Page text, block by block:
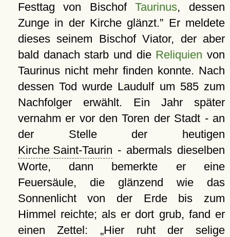
Festtag von BischofTaurinus, dessen
Zunge in der Kirche glänzt.
Er meldete
dieses seinem Bischof Viator, der aber
bald danach starb und die Reliquien von
Taurinus nicht mehr finden konnte. Nach
dessen Tod wurde Laudulf um 585 zum
Nachfolger erwählt. Ein Jahr später
vernahm er vor den Toren der Stadt - an
der Stelle der heutigen
Kirche Saint-Taurin - abermals dieselben
Worte, dann bemerkte er eine
Feuersäule, die glänzend wie das
Sonnenlicht von der Erde bis zum
Himmel reichte; als er dort grub, fand er
einen Zettel: Hier ruht der selige